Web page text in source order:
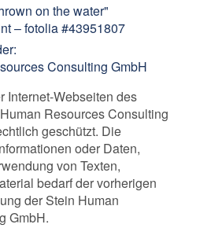
on the water"
– fotolia #43951807
Consulting GmbH
Internet-Webseiten des
Resources Consulting
geschützt. Die
oder Daten,
von Texten,
bedarf der vorherigen
der Stein Human
GmbH.